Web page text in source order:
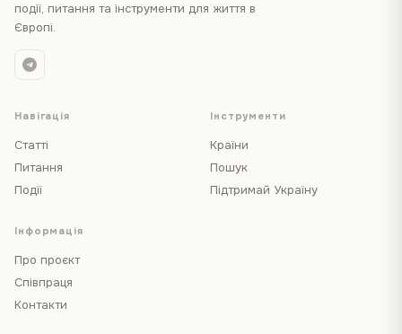
події, питання та інструменти для життя в
Європі.
Навігація
Статті
Питання
Події
Інструменти
Країни
Пошук
Підтримай Україну
Інформація
Про проєкт
Співпраця
Контакти